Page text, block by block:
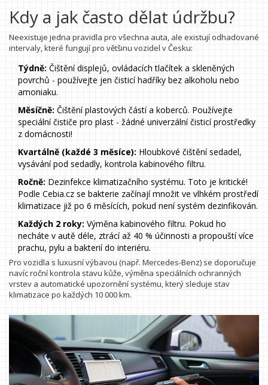
Kdy a jak často dělat údržbu?
Neexistuje jedna pravidla pro všechna auta, ale existují odhadované
intervaly, které fungují pro většinu vozidel v Česku:
Týdně: Čištění displejů, ovládacích tlačítek a skleněných
povrchů - používejte jen čisticí hadříky bez alkoholu nebo
amoniaku.
Měsíčně: Čištění plastových částí a koberců. Používejte
speciální čističe pro plast - žádné univerzální čisticí prostředky
z domácnosti!
Kvartálně (každé 3 měsíce): Hloubkové čištění sedadel,
vysávání pod sedadly, kontrola kabinového filtru.
Ročně: Dezinfekce klimatizačního systému. Toto je kritické!
Podle Cebia.cz se bakterie začínají množit ve vlhkém prostředí
klimatizace již po 6 měsících, pokud není systém dezinfikován.
Každých 2 roky: Výměna kabinového filtru. Pokud ho
necháte v autě déle, ztrácí až 40 % účinnosti a propouští více
prachu, pylu a bakterií do interiéru.
Pro vozidla s luxusní výbavou (např. Mercedes-Benz) se doporučuje
navíc roční kontrola stavu kůže, výměna speciálních ochranných
vrstev a automatické upozornění systému, který sleduje stav
klimatizace po každých 10 000 km.